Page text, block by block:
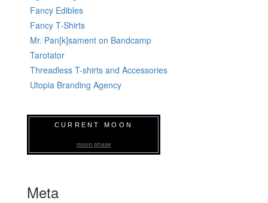
Fancy Edibles
Fancy T-Shirts
Mr. Pan[k]sament on Bandcamp
Tarotator
Threadless T-shirts and Accessories
Utopia Branding Agency
CURRENT MOON
moon phase
Meta